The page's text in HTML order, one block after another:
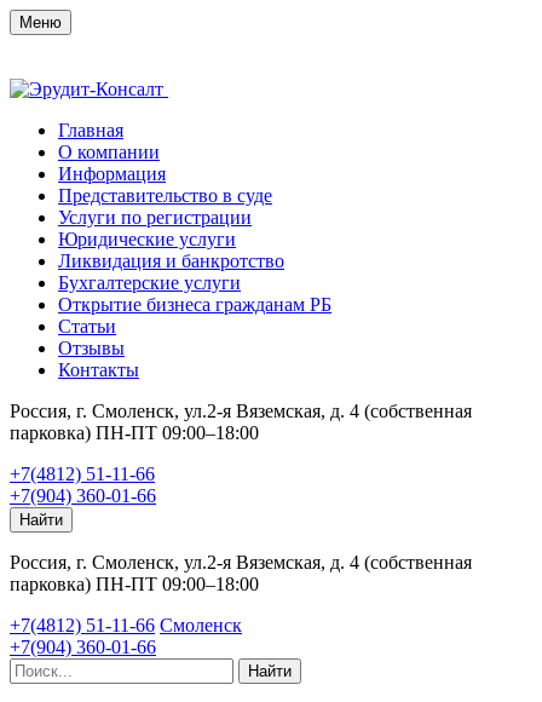
Меню
Главная
О компании
Информация
Представительство в суде
Услуги по регистрации
Юридические услуги
Ликвидация и банкротство
Бухгалтерские услуги
Открытие бизнеса гражданам РБ
Статьи
Отзывы
Контакты
Россия, г. Смоленск, ул.2-я Вяземская, д. 4 (собственная
парковка) ПН-ПТ 09:00–18:00
+7(4812) 51-11-66
+7(904) 360-01-66
Найти
Россия, г. Смоленск, ул.2-я Вяземская, д. 4 (собственная
парковка) ПН-ПТ 09:00–18:00
+7(4812) 51-11-66 Смоленск
+7(904) 360-01-66
Найти